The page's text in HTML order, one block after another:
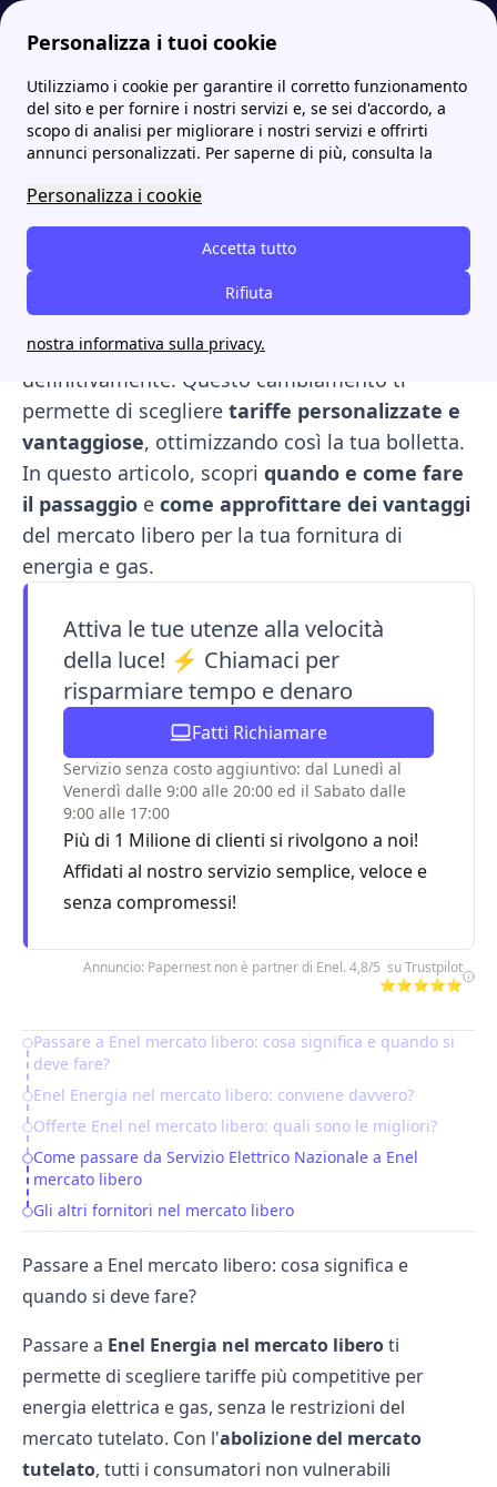
Personalizza i tuoi cookie
Utilizziamo i cookie per garantire il corretto funzionamento
del sito e per fornire i nostri servizi e, se sei d'accordo, a
scopo di analisi per migliorare i nostri servizi e offrirti
annunci personalizzati. Per saperne di più, consulta la
Personalizza i cookie
Accetta tutto
Rifiuta
nostra informativa sulla privacy.
Energia-Luce.it MoreEnel Enel Energia nel mercato libero: offerte, vantaggi e come fare il passaggio
Enel Energia nel mercato
libero: offerte, vantaggi e
come fare il passaggio
Enel Energia nel mercato libero
essenziale per iclienti non vulnerabili, ora che
il mercato tutelato è stato chiuso
definitivamente. Questo cambiamento ti
permette di scegliere tariffe personalizzate e
vantaggiose, ottimizzando così la tua bolletta.
In questo articolo, scopri quando e come fare
il passaggio e come approfittare dei vantaggi
del mercato libero per la tua fornitura di
energia e gas.
Attiva le tue utenze alla velocità
della luce! ⚡️ Chiamaci per
risparmiare tempo e denaro
Fatti Richiamare
Servizio senza costo aggiuntivo: dal Lunedì al
Venerdì dalle 9:00 alle 20:00 ed il Sabato dalle
9:00 alle 17:00
Più di 1 Milione di clienti si rivolgono a noi!
Affidati al nostro servizio semplice, veloce e
senza compromessi!
Annuncio: Papernest non è partner di Enel. 4,8/5 su Trustpilot
⭐⭐⭐⭐⭐
Table of Contents
Passare a Enel mercato libero: cosa significa e quando si
deve fare?
Enel Energia nel mercato libero: conviene davvero?
Offerte Enel nel mercato libero: quali sono le migliori?
Come passare da Servizio Elettrico Nazionale a Enel
mercato libero
Gli altri fornitori nel mercato libero
Passare a Enel mercato libero: cosa significa e
quando si deve fare?
Passare a Enel Energia nel mercato liberoti
permette di scegliere tariffe più competitive per
energia elettrica e gas, senza le restrizioni del
mercato tutelato. Con l'abolizione del mercato
tutelato, tutti i consumatori non vulnerabili